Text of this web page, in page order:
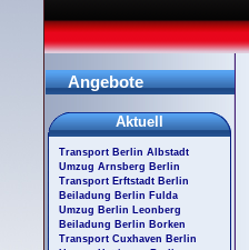
Angebote
Aktuell
Transport Berlin Albstadt
Umzug Arnsberg Berlin
Transport Erftstadt Berlin
Beiladung Berlin Fulda
Umzug Berlin Leonberg
Beiladung Berlin Borken
Transport Cuxhaven Berlin